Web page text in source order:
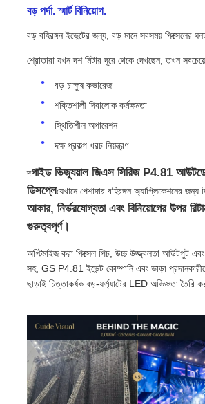
ভিডিও
ভিআর শো
আমাদের সম্পর্কে
মান নিয়ন্ত্রণ
আমাদের সাথে যোগাযোগ করুন
বড় পর্দা. স্মার্ট বিনিয়োগ.
বড় বহিরঙ্গন ইভেন্টের জন্য, বড় মানে সবসময় পিক্সেলের
শ্রোতারা যখন দশ মিটার দূরে থেকে দেখছেন, তখন
বড় চাক্ষুষ কভারেজ
শক্তিশালী দিবালোক কর্মক্ষমতা
স্থিতিশীল অপারেশন
দক্ষ প্রকল্প খরচ নিয়ন্ত্রণ
দগাইড ভিজ্যুয়াল জিএস সিরিজ P4.81
ডিসপ্লেযেখানে পেশাদার বহিরঙ্গন অ্যাপ্লিকেশনের জন্য
আকার, নির্ভরযোগ্যতা এবং বিনিয়োগের উপর
গুরুত্বপূর্ণ।
অপ্টিমাইজ করা পিক্সেল পিচ, উচ্চ উজ্জ্বলতা আউটপুট এবং
সহ, GS P4.81 ইভেন্ট কোম্পানি এবং ভাড়া
ছাড়াই চিত্তাকর্ষক বড়-ফর্ম্যাটের LED অভিজ্ঞতা তৈরি